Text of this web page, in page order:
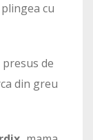
cu
de
din greu